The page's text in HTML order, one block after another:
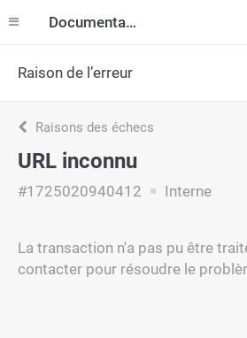
Documentation
Raison de l’erreur
Raisons des échecs
URL inconnu
#1725020940412 Interne
La transaction n'a pas pu être
contacter pour résoudre le